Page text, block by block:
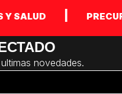
|
novedades.